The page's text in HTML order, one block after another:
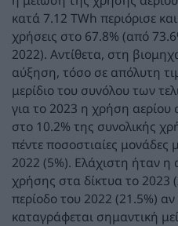
κατά 7.12 TWh περιόρισε
χρήσεις στο 67.8% (από
2022). Αντίθετα, στη
αύξηση, τόσο σε απόλυτη
μερίδιο του συνόλου των
για το 2023 η χρήση αερίου
στο 10.2% της συνολικής
πέντε ποσοστιαίες
2022 (5%). Ελάχιστη ήταν η
χρήσης στα δίκτυα το 2023
περίοδο του 2022 (21.5%) αν
καταγράφεται σημαντική